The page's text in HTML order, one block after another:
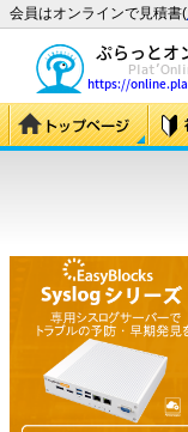
会員はオンラインで見積書(